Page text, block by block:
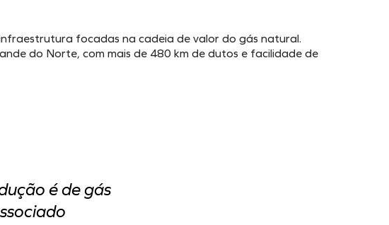
focadas na cadeia de valor do gás natural.
do Norte, com mais de 480 km de dutos e facilidade de
é de gás